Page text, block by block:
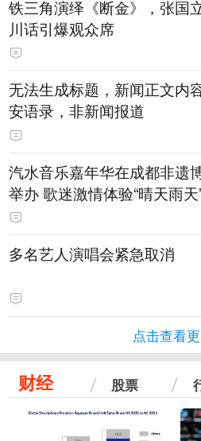
铁三角演绎《断金》，张国
川话引爆观众席
无法生成标题，新闻正文内
安语录，非新闻报道
汽水音乐嘉年华在成都非遗
举办 歌迷激情体验“晴天雨天
多名艺人演唱会紧急取消
点击查看
财经 股票